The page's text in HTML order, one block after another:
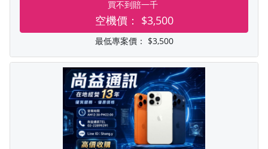
買不到賠一千
空機價： $3,500
最低專案價： $3,500